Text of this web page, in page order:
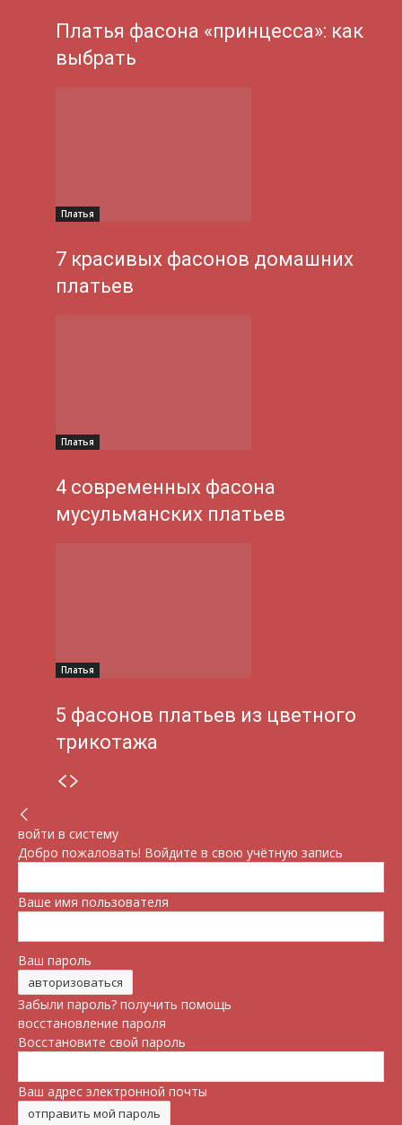
Платья фасона «принцесса»: как
выбрать
Платья
7 красивых фасонов домашних
платьев
Платья
4 современных фасона
мусульманских платьев
Платья
5 фасонов платьев из цветного
трикотажа
войти в систему
Добро пожаловать! Войдите в свою учётную запись
Ваше имя пользователя
Ваш пароль
Забыли пароль? получить помощь
восстановление пароля
Восстановите свой пароль
Ваш адрес электронной почты